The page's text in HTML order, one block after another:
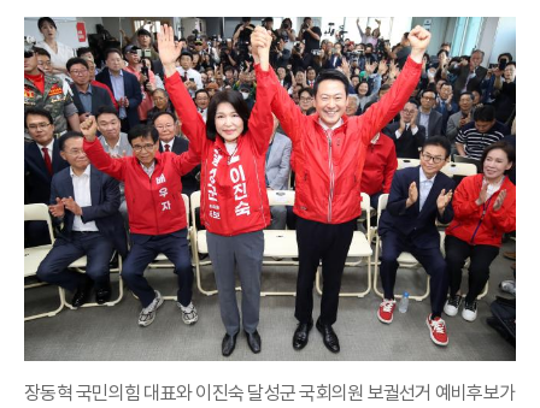
장동혁 국민의힘 대표와 이진숙 달성군 국회의원 보궐선거 예비후보가